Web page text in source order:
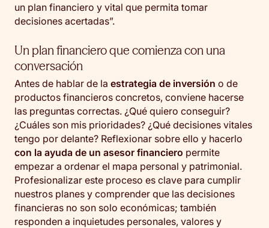
un plan financiero y vital que permita tomar
decisiones acertadas”.
Un plan financiero que comienza con una
conversación
Antes de hablar de la estrategia de inversión o de
productos financieros concretos, conviene hacerse
las preguntas correctas. ¿Qué quiero conseguir?
¿Cuáles son mis prioridades? ¿Qué decisiones vitales
tengo por delante? Reflexionar sobre ello y hacerlo
con la ayuda de un asesor financiero permite
empezar a ordenar el mapa personal y patrimonial.
Profesionalizar este proceso es clave para cumplir
nuestros planes y comprender que las decisiones
financieras no son solo económicas; también
responden a inquietudes personales, valores y